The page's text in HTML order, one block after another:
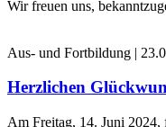
Wir freuen uns,
Aus- und Fortbildung |
Herzlichen
Am Freitag, 14. Juni 2024,